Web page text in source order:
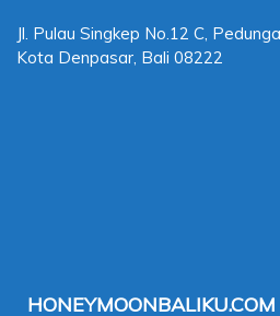
Jl. Pulau Singkep No.12 C,
Kota Denpasar, Bali 08222